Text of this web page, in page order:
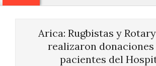
Arica: Rugbistas y
realizaron donaciones
pacientes del